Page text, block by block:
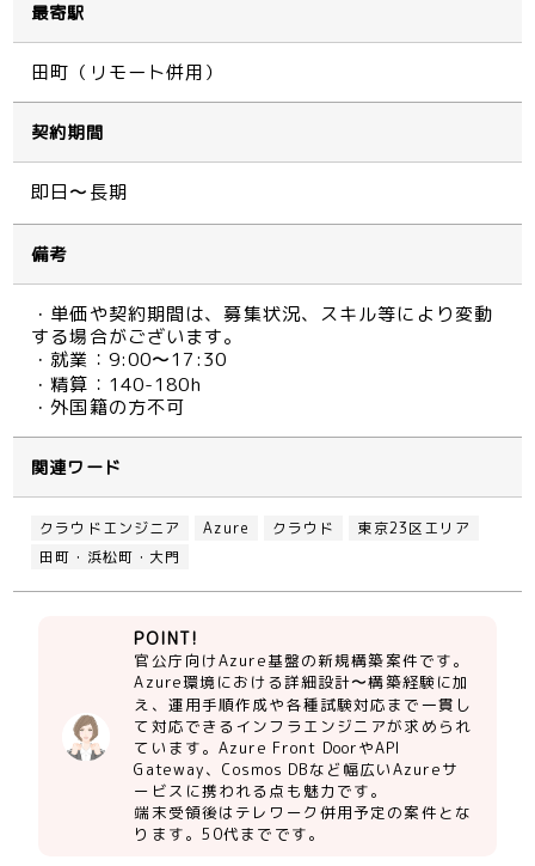
最寄駅
田町（リモート併用）
契約期間
即日〜長期
備考
・単価や契約期間は、募集状況、スキル等により変動
する場合がございます。
・就業：9:00〜17:30
・精算：140-180h
・外国籍の方不可
関連ワード
クラウドエンジニア Azure クラウド
東京23区エリア
田町・浜松町・大門
POINT!
官公庁向けAzure基盤の新規構築案件です。
Azure環境における詳細設計〜構築経験に加
え、運用手順作成や各種試験対応まで一貫し
て対応できるインフラエンジニアが求められ
ています。Azure Front DoorやAPI
Gateway、Cosmos DBなど幅広いAzureサ
ービスに携われる点も魅力です。
端末受領後はテレワーク併用予定の案件とな
ります。50代までです。